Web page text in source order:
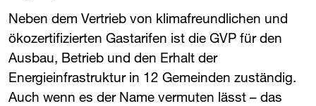
Neben dem Vertrieb von klimafreundlichen und
ökozertifizierten Gastarifen ist die ​ GVP ​ für den
Ausbau, Betrieb und den Erhalt der
Energieinfrastruktur in 12 Gemeinden zuständig.
Auch wenn es der Name vermuten lässt – das